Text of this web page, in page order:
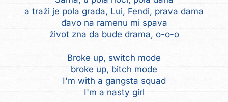
a traži je pola grada, Lui, Fendi, prava dama
đavo na ramenu mi spava
život zna da bude drama, o-o-o
Broke up, switch mode
broke up, bitch mode
I'm with a gangsta squad
I'm a nasty girl